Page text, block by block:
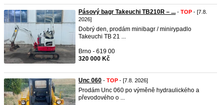
Pásový bagr Takeuchi TB210R – ... - TOP - [7.8.
2026]
Dobrý den, prodám minibagr / minirypadlo
Takeuchi TB 21 ...
Brno - 619 00
320 000 Kč
Unc 060 - TOP - [7.8. 2026]
Prodám Unc 060 po výměně hydraulického a
převodového o ...